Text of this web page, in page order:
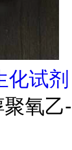
化试剂
氧乙-